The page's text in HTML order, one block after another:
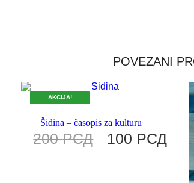
POVEZANI
AKCIJA!
Šidina – časopis za kulturu
200РСД 100 РСД